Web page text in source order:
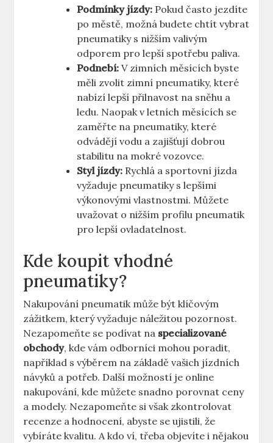
Podmínky jízdy: Pokud často jezdíte
po městě, možná budete chtít vybrat
pneumatiky s nižším valivým
odporem pro lepší spotřebu paliva.
Podnebí: V zimních měsících byste
měli zvolit zimní pneumatiky, které
nabízí lepší přilnavost na sněhu a
ledu. Naopak v letních měsících se
zaměřte na pneumatiky, které
odvádějí vodu a zajišťují dobrou
stabilitu na mokré vozovce.
Styl jízdy: Rychlá a sportovní jízda
vyžaduje pneumatiky s lepšími
výkonovými vlastnostmi. Můžete
uvažovat o nižším profilu pneumatik
pro lepší ovladatelnost.
Kde koupit vhodné
pneumatiky?
Nakupování pneumatik může být klíčovým
zážitkem, který vyžaduje náležitou pozornost.
Nezapomeňte se podívat na specializované
obchody, kde vám odborníci mohou poradit,
například s výběrem na základě vašich jízdních
návyků a potřeb. Další možností je online
nakupování, kde můžete snadno porovnat ceny
a modely. Nezapomeňte si však zkontrolovat
recenze a hodnocení, abyste se ujistili, že
vybíráte kvalitu. A kdo ví, třeba objevíte i nějakou